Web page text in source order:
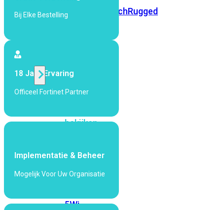
POE
FortiSwitchRugged
424F-
Alle
bekijken
Fi
5Wi-
Bij Elke Bestelling
18 Jaar Ervaring
Officeel Fortinet Partner
Implementatie & Beheer
Mogelijk Voor Uw Organisatie